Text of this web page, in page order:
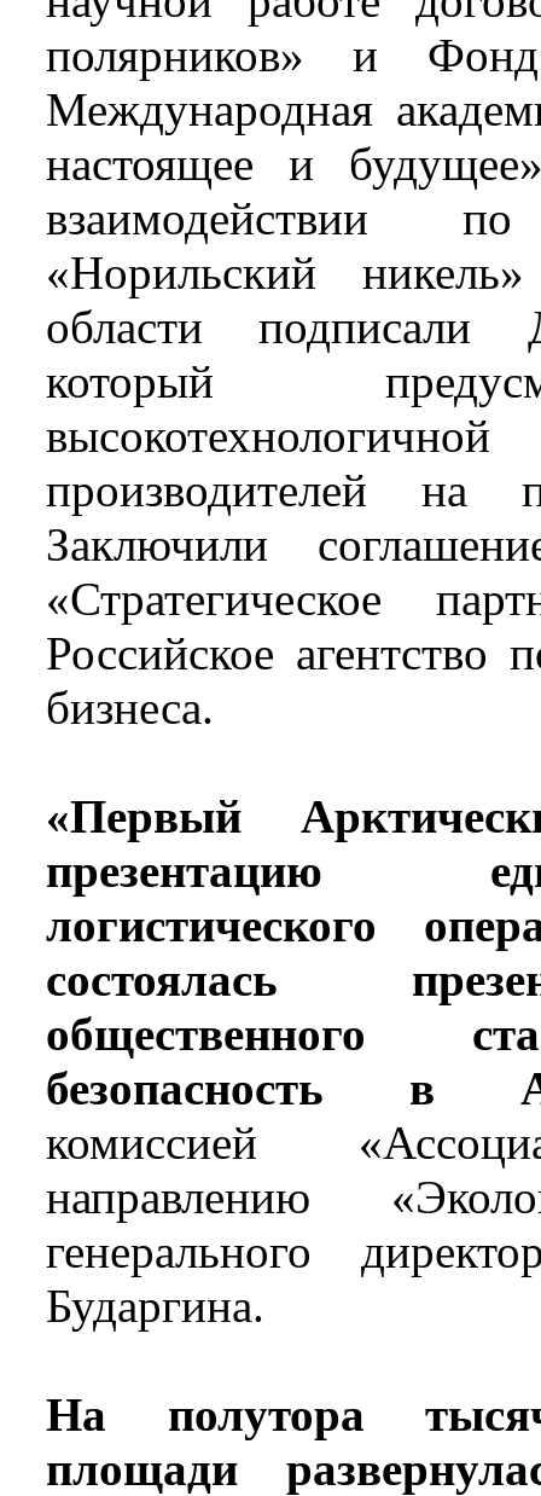
полярников» и
Международная
настоящее и
взаимодействии
«Норильский
области подписали
который
производителей на
Заключили
«Стратегическое
Российское агентство
бизнеса.
«Первый
презентацию
логистического
состоялась
общественного
безопасность в
комиссией
направлению
генерального
Бударгина.
На полутора
площади